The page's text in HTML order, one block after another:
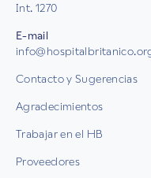
Int. 1270
E-mail
Contacto y Sugerencias
Agradecimientos
Trabajar en el HB
Proveedores